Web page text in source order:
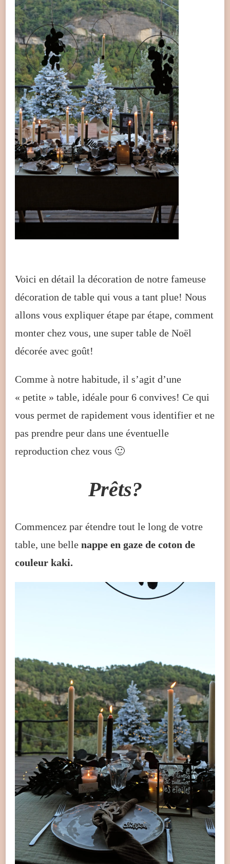
Voici en détail la décoration de notre fameuse
décoration de table qui vous a tant plue! Nous
allons vous expliquer étape par étape, comment
monter chez vous, une super table de Noël
décorée avec goût!
Comme à notre habitude, il s’agit d’une
« petite » table, idéale pour 6 convives! Ce qui
vous permet de rapidement vous identifier et ne
pas prendre peur dans une éventuelle
reproduction chez vous 🙂
Prêts?
Commencez par étendre tout le long de votre
table, une belle nappe en gaze de coton de
couleur kaki.